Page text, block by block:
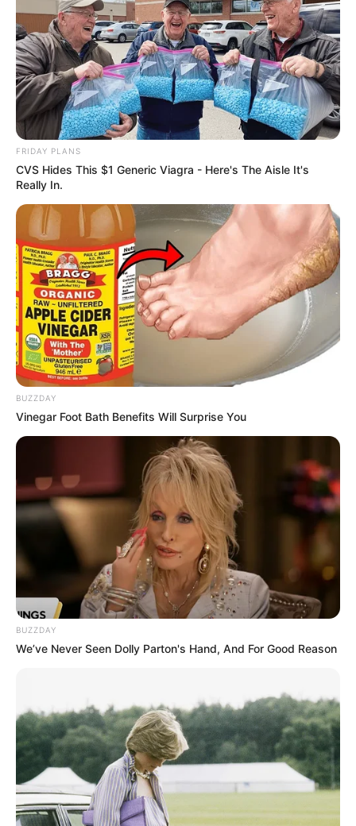
passar são incômodos e capazes de piorar o
humor de qualquer pessoa. Mas você sabia que
umacapa para tábua de passarpode te ajudar a
terminar a tarefa mais rápido?
Além de proteger a tábua de eventuais acidentes
e queimaduras, a capa ajuda a criar uma
superfície mais lisa, fazendo com que o ferro
deslize sobre a roupa com mais facilidade e sem
precisar de grande esforço. Assim, você terminará
aquela pilha de roupas mais rápido e terá mais
tempo pra você.
A boa notícia é que ascapas para tábua de
passarsão fáceis de serem feitas em casa. Dá só
uma olhada nesse tutorial que preparamos pra
você!
Veja também:
17 Truques Inteligentes Para Organizar Uma
Cozinha Pequena
Limpa Vidros Caseiro – Receita Super Simples
FRIDAY PLANS
CVS Hides This $1 Generic Viagra - Here's The Aisle It's
Really In.
BUZZDAY
Vinegar Foot Bath Benefits Will Surprise You
BUZZDAY
We’ve Never Seen Dolly Parton's Hand, And For Good Reason